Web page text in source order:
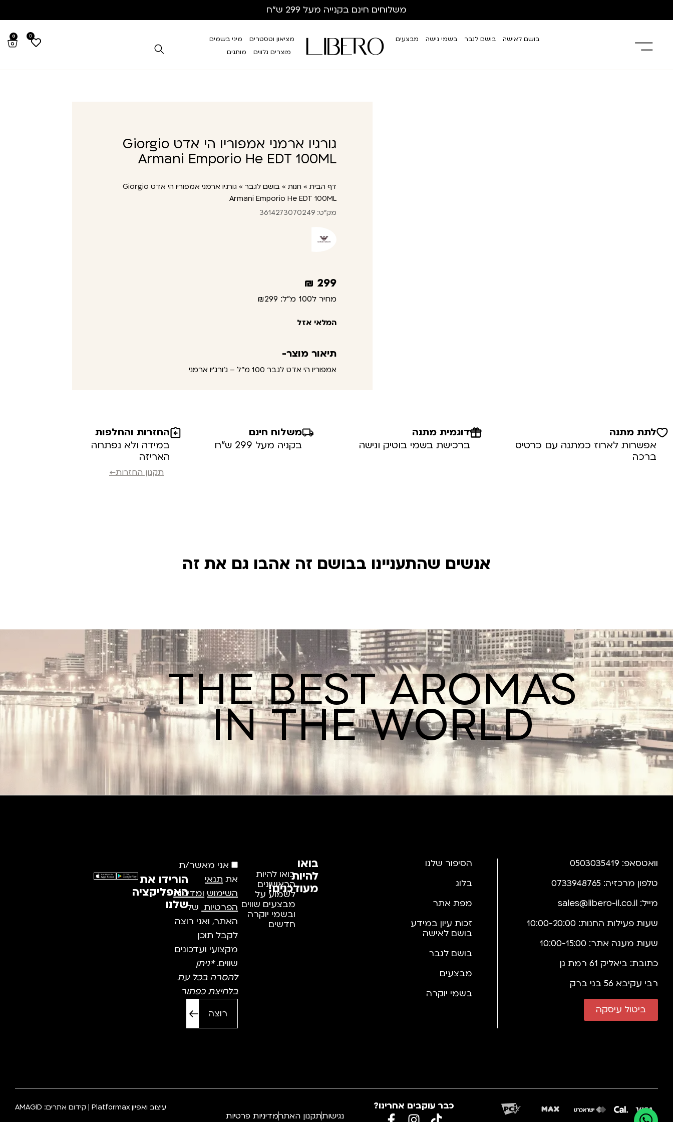
משלוחים חינם בקנייה מעל 299 ש”ח
בושם לאישה בושם לגבר בשמי נישה מבצעים מציאון וטסטרים
מיני בשמים
מוצרים נלווים
מותגים
0
0
גורגיו ארמני אמפוריו הי אדט Giorgio
Armani Emporio He EDT 100ML
דף הבית » חנות » בושם לגבר »
גורגיו ארמני אמפוריו הי אדט Giorgio
Armani Emporio He EDT 100ML
מק"ט: 3614273070249
299
₪
מחיר ל100 מ"ל: ₪299
המלאי אזל
תיאור מוצר-
אמפוריו הי אדט לגבר 100 מ"ל – ג'ורג'יו ארמני
לתת מתנה
אפשרות לארוז כמתנה עם כרטיס
ברכה
דוגמית מתנה
ברכישת בשמי בוטיק ונישה
משלוח חינם
בקניה מעל 299 ש”ח
החזרות והחלפות
במידה ולא נפתחה
האריזה
תקנון החזרות←
אנשים שהתעניינו בבושם זה אהבו גם את זה
THE BEST AROMAS
IN THE WORLD
וואטסאפ: 0503035419
טלפון מרכזיה: 0733948765
מייל: sales@libero-il.co.il
שעות פעילות החנות: 10:00-20:00
שעות מענה אתר: 10:00-15:00
כתובת: ביאליק 61 רמת גן
רבי עקיבא 56 בני ברק
ביטול עיסקה
הסיפור שלנו
בלוג
מפת אתר
זכות עיון במידע
בושם לאישה
בושם לגבר
מבצעים
בשמי יוקרה
בואו
להיות
מעודכנים!
בואו להיות
הראשונים
לשמוע על
מבצעים שווים
ובשמי יוקרה
חדשים
אני מאשר/ת
אתתנאי
השימוש ומדיניות
הפרטיות של
האתר, ואני רוצה
לקבל תוכן
מקצועי ועדכונים
שווים.*ניתן
להסרה בכל עת
בלחיצת כפתור
הורידו את
האפליקציה
שלנו
כבר עוקבים אחרינו?
נגישותתקנון האתרמדיניות פרטיות
עיצוב ואפיוןPlatformax | קידום אתרים: AMAGID